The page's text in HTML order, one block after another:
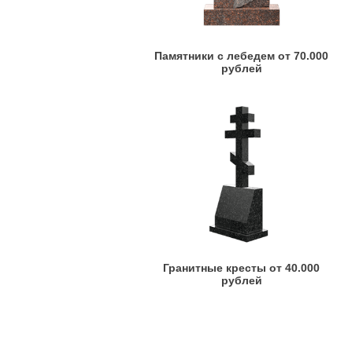
Памятники с лебедем от 70.000
рублей
Гранитные кресты от 40.000
рублей